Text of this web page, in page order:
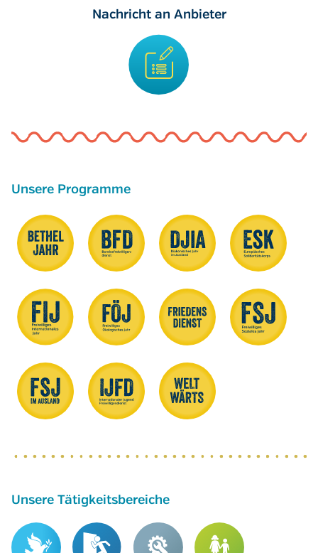
Nachricht an Anbieter
Unsere Programme
Unsere Tätigkeitsbereiche